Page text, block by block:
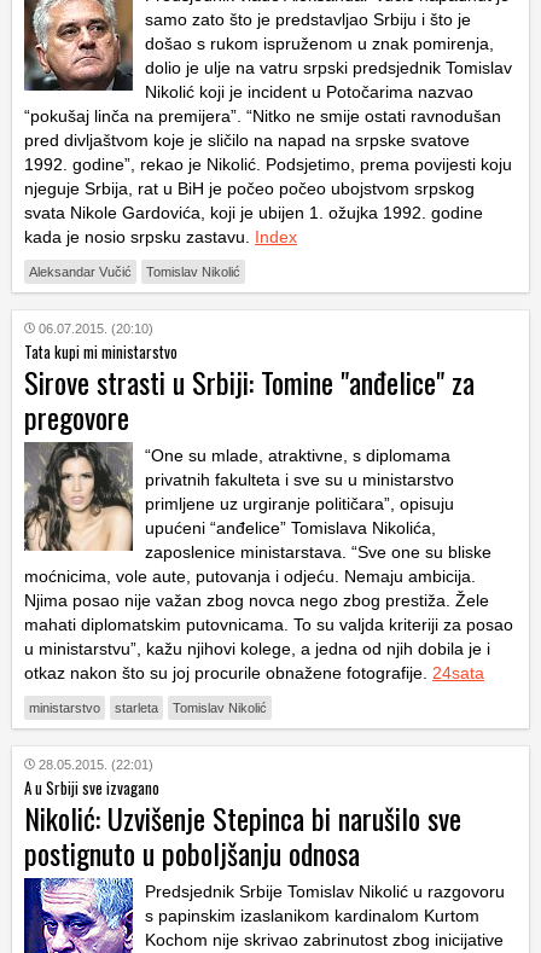
samo zato što je predstavljao Srbiju i što je
došao s rukom ispruženom u znak pomirenja,
dolio je ulje na vatru srpski predsjednik Tomislav
Nikolić koji je incident u Potočarima nazvao
“pokušaj linča na premijera”. “Nitko ne smije ostati ravnodušan
pred divljaštvom koje je sličilo na napad na srpske svatove
1992. godine”, rekao je Nikolić. Podsjetimo, prema povijesti koju
njeguje Srbija, rat u BiH je počeo počeo ubojstvom srpskog
svata Nikole Gardovića, koji je ubijen 1. ožujka 1992. godine
kada je nosio srpsku zastavu. Index
Aleksandar Vučić Tomislav Nikolić
06.07.2015. (20:10)
Tata kupi mi ministarstvo
Sirove strasti u Srbiji: Tomine "anđelice" za
pregovore
“One su mlade, atraktivne, s diplomama
privatnih fakulteta i sve su u ministarstvo
primljene uz urgiranje političara”, opisuju
upućeni “anđelice” Tomislava Nikolića,
zaposlenice ministarstava. “Sve one su bliske
moćnicima, vole aute, putovanja i odjeću. Nemaju ambicija.
Njima posao nije važan zbog novca nego zbog prestiža. Žele
mahati diplomatskim putovnicama. To su valjda kriteriji za posao
u ministarstvu”, kažu njihovi kolege, a jedna od njih dobila je i
otkaz nakon što su joj procurile obnažene fotografije. 24sata
ministarstvo starleta Tomislav Nikolić
28.05.2015. (22:01)
A u Srbiji sve izvagano
Nikolić: Uzvišenje Stepinca bi narušilo sve
postignuto u poboljšanju odnosa
Predsjednik Srbije Tomislav Nikolić u razgovoru
s papinskim izaslanikom kardinalom Kurtom
Kochom nije skrivao zabrinutost zbog inicijative